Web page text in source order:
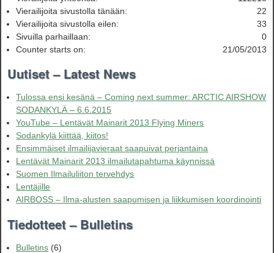
22
Vierailijoita sivustolla tänään:
33
Vierailijoita sivustolla eilen:
0
Sivuilla parhaillaan:
21/05/2013
Counter starts on:
Uutiset – Latest News
Tulossa ensi kesänä – Coming next summer: ARCTIC AIRSHOW
SODANKYLÄ – 6.6.2015
YouTube – Lentävät Mainarit 2013 Flying Miners
Sodankylä kiittää, kiitos!
Ensimmäiset ilmailijavieraat saapuivat perjantaina
Lentävät Mainarit 2013 ilmailutapahtuma käynnissä
Suomen Ilmailuliiton tervehdys
Lentäjille
AIRBOSS – Ilma-alusten saapumisen ja liikkumisen koordinointi
Tiedotteet – Bulletins
Bulletins (6)